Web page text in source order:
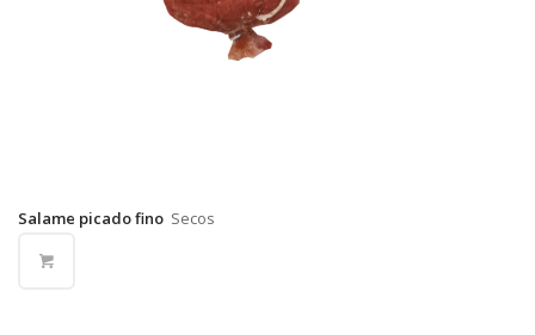
Salame picado fino Secos